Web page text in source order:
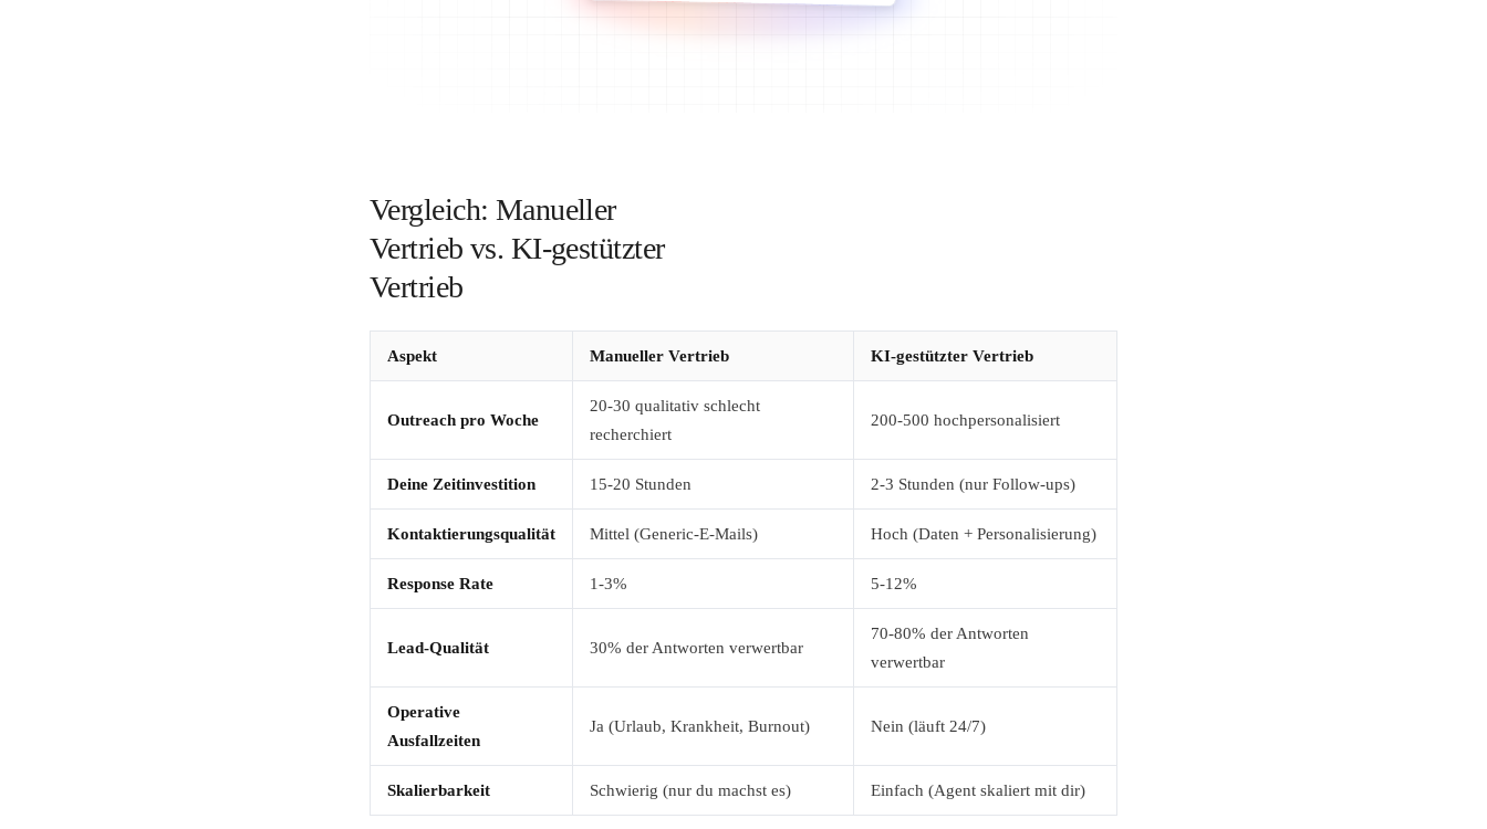
Vergleich: Manueller
Vertrieb vs. KI-gestützter
Vertrieb
Aspekt Manueller Vertrieb KI-gestützter Vertrieb
Outreach pro Woche
20-30 qualitativ schlecht
recherchiert
200-500 hochpersonalisiert
Deine Zeitinvestition 15-20 Stunden 2-3 Stunden (nur Follow-ups)
Kontaktierungsqualität Mittel (Generic-E-Mails) Hoch (Daten + Personalisierung)
Response Rate 1-3% 5-12%
Lead-Qualität 30% der Antworten verwertbar
70-80% der Antworten
verwertbar
Operative
Ausfallzeiten
Ja (Urlaub, Krankheit, Burnout) Nein (läuft 24/7)
Skalierbarkeit Schwierig (nur du machst es) Einfach (Agent skaliert mit dir)